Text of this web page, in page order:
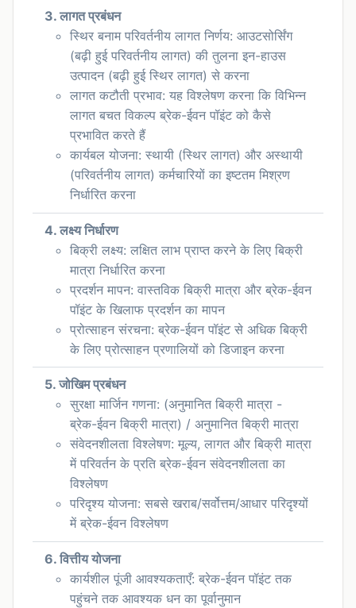
3. लागत प्रबंधन
स्थिर बनाम परिवर्तनीय लागत निर्णय: आउटसोर्सिंग
(बढ़ी हुई परिवर्तनीय लागत) की तुलना इन-हाउस
उत्पादन (बढ़ी हुई स्थिर लागत) से करना
लागत कटौती प्रभाव: यह विश्लेषण करना कि विभिन्न
लागत बचत विकल्प ब्रेक-ईवन पॉइंट को कैसे
प्रभावित करते हैं
कार्यबल योजना: स्थायी (स्थिर लागत) और अस्थायी
(परिवर्तनीय लागत) कर्मचारियों का इष्टतम मिश्रण
निर्धारित करना
4. लक्ष्य निर्धारण
बिक्री लक्ष्य: लक्षित लाभ प्राप्त करने के लिए बिक्री
मात्रा निर्धारित करना
प्रदर्शन मापन: वास्तविक बिक्री मात्रा और ब्रेक-ईवन
पॉइंट के खिलाफ प्रदर्शन का मापन
प्रोत्साहन संरचना: ब्रेक-ईवन पॉइंट से अधिक बिक्री
के लिए प्रोत्साहन प्रणालियों को डिजाइन करना
5. जोखिम प्रबंधन
सुरक्षा मार्जिन गणना: (अनुमानित बिक्री मात्रा -
ब्रेक-ईवन बिक्री मात्रा) / अनुमानित बिक्री मात्रा
संवेदनशीलता विश्लेषण: मूल्य, लागत और बिक्री मात्रा
में परिवर्तन के प्रति ब्रेक-ईवन संवेदनशीलता का
विश्लेषण
परिदृश्य योजना: सबसे खराब/सर्वोत्तम/आधार परिदृश्यों
में ब्रेक-ईवन विश्लेषण
6. वित्तीय योजना
कार्यशील पूंजी आवश्यकताएँ: ब्रेक-ईवन पॉइंट तक
पहुंचने तक आवश्यक धन का पूर्वानुमान